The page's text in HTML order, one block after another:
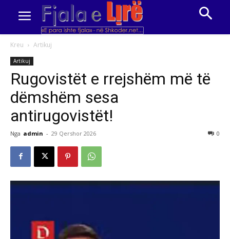
Kreu Artikuj
Artikuj
Rugovistët e rrejshëm më të
dëmshëm sesa
antirugovistët!
Nga admin - 29 Qershor 2026 0